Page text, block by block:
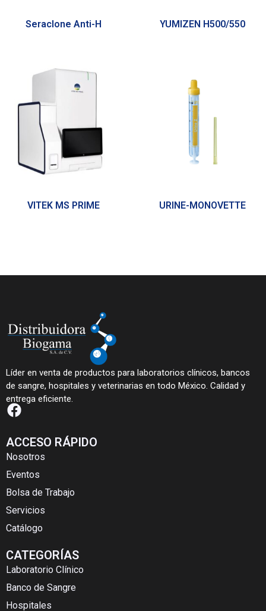
Seraclone Anti-H YUMIZEN H500/550
VITEK MS PRIME URINE-MONOVETTE
Líder en venta de productos para laboratorios clínicos, bancos
de sangre, hospitales y veterinarias en todo México. Calidad y
entrega eficiente.
ACCESO RÁPIDO
Nosotros
Eventos
Bolsa de Trabajo
Servicios
Catálogo
CATEGORÍAS
Laboratorio Clínico
Banco de Sangre
Hospitales